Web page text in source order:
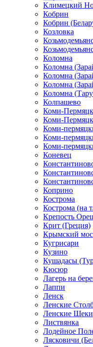
Климецкий
Кобрин
Кобрин
Козловка
Коломна
Коломна
Коломна
Коломна
Коломна
Колпашево
Коми-
Коми-
Коми-
Коми-
Коми-
Коневец
Коприно
Кострома
Кострома (на
Крепость
Крит (Греция)
Крымский
Кугрисари
Кузино
Кушадасы
Кюсюр
Лагерь на
Лаппи
Ленск
Ленские
Ленские Щеки
Листвянка
Лодейное
Лясковичи